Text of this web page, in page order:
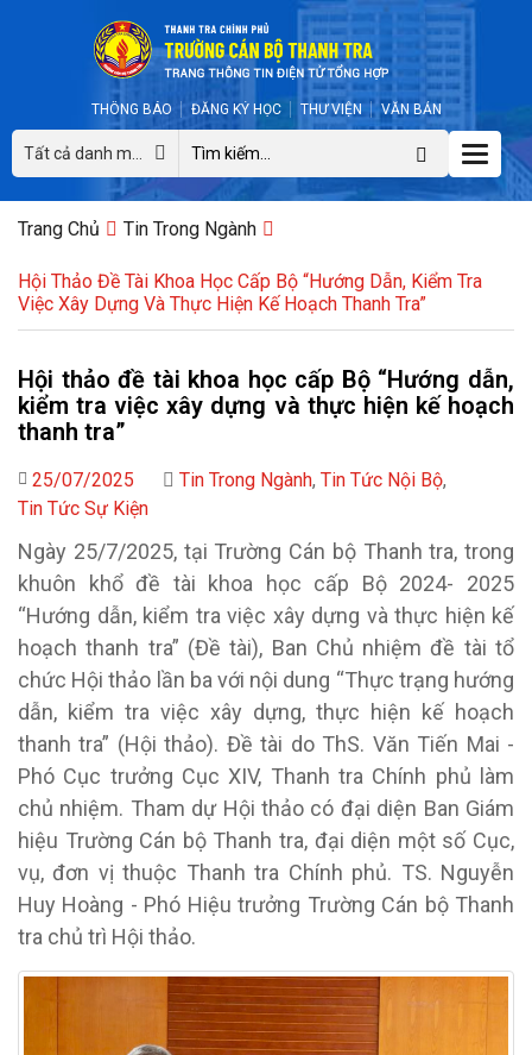
THÔNG BÁO ĐĂNG KÝ HỌC THƯ VIỆN VĂN BẢN
Tất cả danh mục
Toggle
Trang Chủ Tin Trong Ngành
Hội Thảo Đề Tài Khoa Học Cấp Bộ “Hướng Dẫn, Kiểm Tra
Việc Xây Dựng Và Thực Hiện Kế Hoạch Thanh Tra”
Hội thảo đề tài khoa học cấp Bộ “Hướng dẫn,
kiểm tra việc xây dựng và thực hiện kế hoạch
thanh tra”
25/07/2025 Tin Trong Ngành, Tin Tức Nội Bộ,
Tin Tức Sự Kiện
Ngày 25/7/2025, tại Trường Cán bộ Thanh tra, trong
khuôn khổđề tài khoa học cấp Bộ 2024- 2025
“Hướng dẫn, kiểm tra việc xây dựng và thực hiện kế
hoạch thanh tra” (Đề tài), Ban Chủ nhiệm đề tài tổ
chức Hội thảo lần ba với nội dung “Thực trạng hướng
dẫn, kiểm tra việc xây dựng, thực hiện kế hoạch
thanh tra” (Hội thảo). Đề tài do ThS. Văn Tiến Mai -
Phó Cục trưởng Cục XIV, Thanh tra Chính phủ làm
chủ nhiệm. Tham dự Hội thảo có đại diện Ban Giám
hiệu Trường Cán bộ Thanh tra, đại diện một số Cục,
vụ, đơn vị thuộc Thanh tra Chính phủ. TS. Nguyễn
Huy Hoàng - Phó Hiệu trưởng Trường Cán bộ Thanh
tra chủ trì Hội thảo.